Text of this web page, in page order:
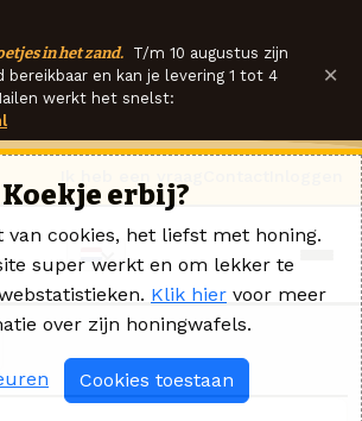
in het zand. T/m 10 augustus zijn
bereikbaar en kan je levering 1 tot 4
werkt het snelst:
×
Koekje erbij?
van cookies, het liefst met honing.
super werkt en om lekker te
Klik hier voor meer
over zijn honingwafels.
Cookies toestaan